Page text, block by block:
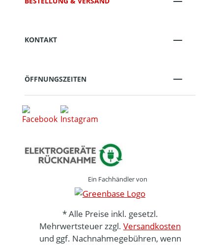
KONTAKT
ÖFFNUNGSZEITEN
Ein Fachhändler von
* Alle Preise inkl. gesetzl.
Mehrwertsteuer zzgl. Versandkosten
und ggf. Nachnahmegebühren, wenn